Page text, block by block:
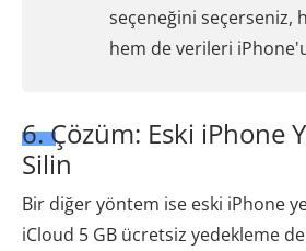
seçeneğini seçerseniz,
hem de verileri
6. Çözüm: Eski iPhone
Silin
Bir diğer yöntem ise eski iPhone
iCloud 5 GB ücretsiz yedekleme